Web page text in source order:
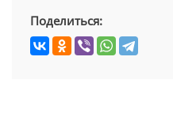
Поделиться: